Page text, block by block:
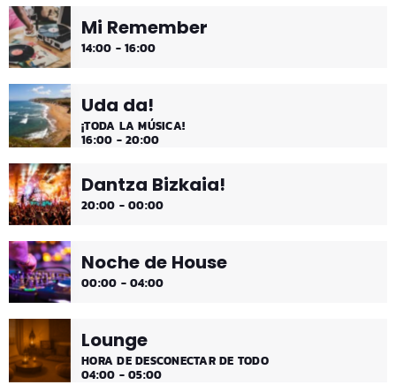
¡Música y más música los fines de semana!
Mi Remember
14:00 - 16:00
Uda da!
¡TODA LA MÚSICA!
16:00 - 20:00
Dantza Bizkaia!
20:00 - 00:00
Noche de House
00:00 - 04:00
Lounge
HORA DE DESCONECTAR DE TODO
04:00 - 05:00